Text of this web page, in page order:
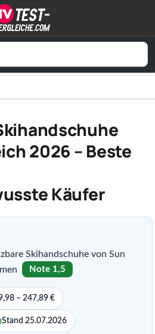
2026 – Beste
Käufer
Skihandschuhe von Sun
Note 1,5
– 247,89 €
Stand 25.07.2026